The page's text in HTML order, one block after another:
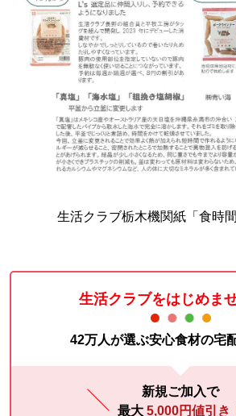
生活クラブ栃木機関紙「食時
生活クラブをはじめま
42万人が選ぶ安心食材の宅
新規ご加入で
最大 5,000円値引き